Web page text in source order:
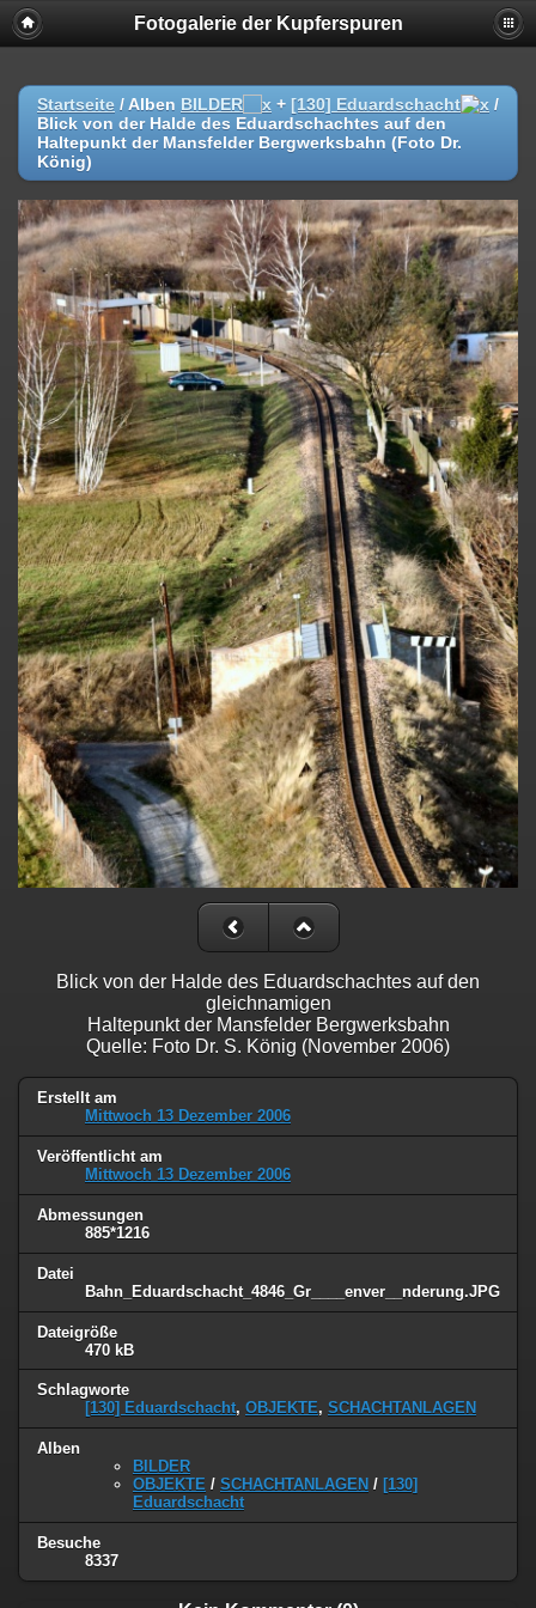
Fotogalerie der Kupferspuren
Startseite / Alben BILDER + [130] Eduardschacht
/
Blick von der Halde des Eduardschachtes auf den
Haltepunkt der Mansfelder Bergwerksbahn (Foto Dr.
König)
Blick von der Halde des Eduardschachtes auf den
gleichnamigen
Haltepunkt der Mansfelder Bergwerksbahn
Quelle: Foto Dr. S. König (November 2006)
Erstellt am
Mittwoch 13 Dezember 2006
Veröffentlicht am
Mittwoch 13 Dezember 2006
Abmessungen
885*1216
Datei
Bahn_Eduardschacht_4846_Gr____enver__nderung.JPG
Dateigröße
470 kB
Schlagworte
[130] Eduardschacht, OBJEKTE, SCHACHTANLAGEN
Alben
BILDER
OBJEKTE / SCHACHTANLAGEN / [130]
Eduardschacht
Besuche
8337